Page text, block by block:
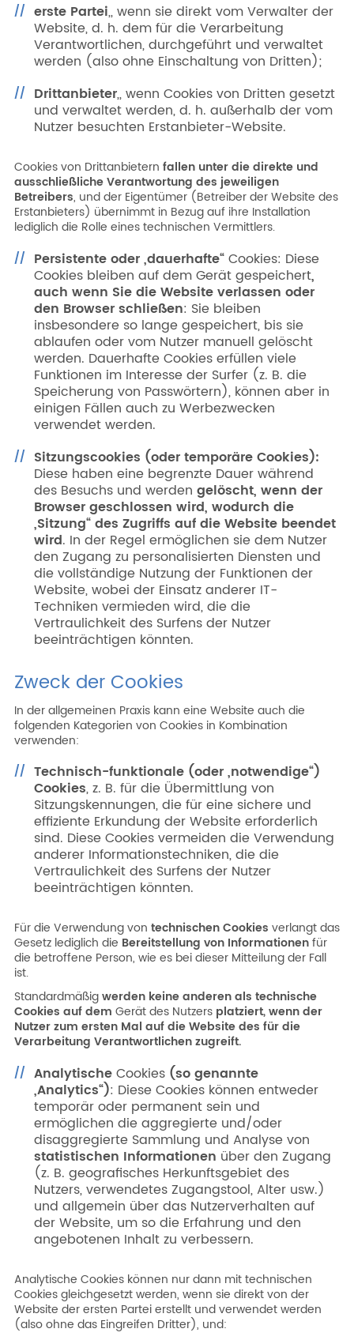
erste Partei„, wenn sie direkt vom Verwalter der
Website, d. h. dem für die Verarbeitung
Verantwortlichen, durchgeführt und verwaltet
werden (also ohne Einschaltung von Dritten);
Drittanbieter„, wenn Cookies von Dritten gesetzt
und verwaltet werden, d. h. außerhalb der vom
Nutzer besuchten Erstanbieter-Website.
Cookies von Drittanbietern fallen unter die direkte und
ausschließliche Verantwortung des jeweiligen
Betreibers, und der Eigentümer (Betreiber der Website des
Erstanbieters) übernimmt in Bezug auf ihre Installation
lediglich die Rolle eines technischen Vermittlers.
Persistente oder „dauerhafte“Cookies: Diese
Cookies bleiben auf dem Gerät gespeichert,
auch wenn Sie die Website verlassen oder
den Browser schließen: Sie bleiben
insbesondere so lange gespeichert, bis sie
ablaufen oder vom Nutzer manuell gelöscht
werden. Dauerhafte Cookies erfüllen viele
Funktionen im Interesse der Surfer (z. B. die
Speicherung von Passwörtern), können aber in
einigen Fällen auch zu Werbezwecken
verwendet werden.
Sitzungscookies (oder temporäre Cookies):
Diese haben eine begrenzte Dauer während
des Besuchs und werden gelöscht, wenn der
Browser geschlossen wird, wodurch die
„Sitzung“ des Zugriffs auf die Website beendet
wird. In der Regel ermöglichen sie dem Nutzer
den Zugang zu personalisierten Diensten und
die vollständige Nutzung der Funktionen der
Website, wobei der Einsatz anderer IT-
Techniken vermieden wird, die die
Vertraulichkeit des Surfens der Nutzer
beeinträchtigen könnten.
Zweck der Cookies
In der allgemeinen Praxis kann eine Website auch die
folgenden Kategorien von Cookies in Kombination
verwenden:
Technisch-funktionale (oder „notwendige“)
Cookies, z. B. für die Übermittlung von
Sitzungskennungen, die für eine sichere und
effiziente Erkundung der Website erforderlich
sind. Diese Cookies vermeiden die Verwendung
anderer Informationstechniken, die die
Vertraulichkeit des Surfens der Nutzer
beeinträchtigen könnten.
Für die Verwendung von technischen Cookies verlangt das
Gesetz lediglich die Bereitstellung von Informationenfür
die betroffene Person, wie es bei dieser Mitteilung der Fall
ist.
Standardmäßigwerden keine anderen als technische
Cookies auf dem Gerät des Nutzers platziert, wenn der
Nutzer zum ersten Mal auf die Website des für die
Verarbeitung Verantwortlichen zugreift.
AnalytischeCookies (so genannte
„Analytics“): Diese Cookies können entweder
temporär oder permanent sein und
ermöglichen die aggregierte und/oder
disaggregierte Sammlung und Analyse von
statistischen Informationen über den Zugang
(z. B. geografisches Herkunftsgebiet des
Nutzers, verwendetes Zugangstool, Alter usw.)
und allgemein über das Nutzerverhalten auf
der Website, um so die Erfahrung und den
angebotenen Inhalt zu verbessern.
Analytische Cookies können nur dann mit technischen
Cookies gleichgesetzt werden, wenn sie direkt von der
Website der ersten Partei erstellt und verwendet werden
(also ohne das Eingreifen Dritter), und: